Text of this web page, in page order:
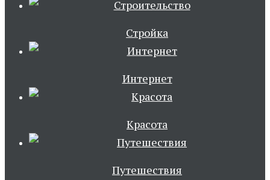
Стройка
Интернет
Красота
Путешествия